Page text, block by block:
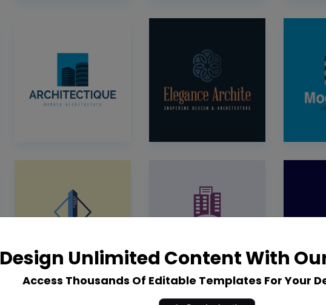
Design Unlimited Content With
Access Thousands Of Editable Templates For Your